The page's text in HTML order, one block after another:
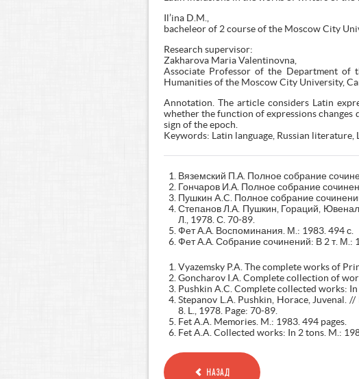
Il’ina D.M.,
bacheleor of 2 course of the Moscow City
Research supervisor:
Zakharova Maria Valentinovna,
Associate Professor of the Department of
Humanities of the Moscow City University,
Annotation. The article considers Latin
whether the function of expressions changes
sign of the epoch.
Keywords: Latin language, Russian literature,
Вяземский П.А. Полное собрание
Гончаров И.А. Полное собрание
Пушкин A.C. Полное собрание
Степанов Л.А. Пушкин, Гораций,
Л., 1978. С. 70-89.
Фет А.А. Воспоминания. М.: 1983. 494 с.
Фет А.А. Собрание сочинений: В 2 т. М.:
Vyazemsky P.A. The complete works of
Goncharov I.A. Complete collection of
Pushkin A.C. Complete collected works:
Stepanov L.A. Pushkin, Horace, Juvenal.
8. L., 1978. Page: 70-89.
Fet A.A. Memories. M.: 1983. 494 pages.
Fet A.A. Collected works: In 2 tons. M.:
НАЗАД